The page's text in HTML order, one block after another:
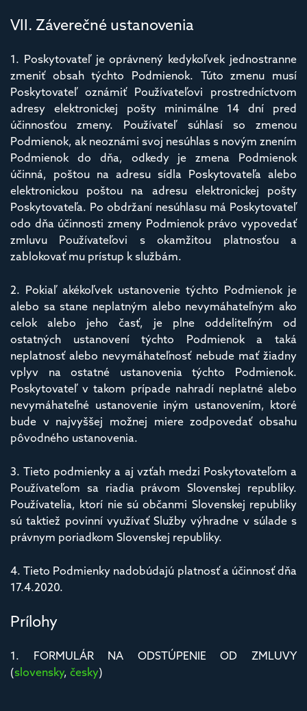
VII. Záverečné ustanovenia
1. Poskytovateľ je oprávnený kedykoľvek jednostranne
zmeniť obsah týchto Podmienok. Túto zmenu musí
Poskytovateľ oznámiť Používateľovi prostredníctvom
adresy elektronickej pošty minimálne 14 dní pred
účinnosťou zmeny. Používateľ súhlasí so zmenou
Podmienok, ak neoznámi svoj nesúhlas s novým znením
Podmienok do dňa, odkedy je zmena Podmienok
účinná, poštou na adresu sídla Poskytovateľa alebo
elektronickou poštou na adresu elektronickej pošty
Poskytovateľa. Po obdržaní nesúhlasu má Poskytovateľ
odo dňa účinnosti zmeny Podmienok právo vypovedať
zmluvu Používateľovi s okamžitou platnosťou a
zablokovať mu prístup k službám.
2. Pokiaľ akékoľvek ustanovenie týchto Podmienok je
alebo sa stane neplatným alebo nevymáhateľným ako
celok alebo jeho časť, je plne oddeliteľným od
ostatných ustanovení týchto Podmienok a taká
neplatnosť alebo nevymáhateľnosť nebude mať žiadny
vplyv na ostatné ustanovenia týchto Podmienok.
Poskytovateľ v takom prípade nahradí neplatné alebo
nevymáhateľné ustanovenie iným ustanovením, ktoré
bude v najvyššej možnej miere zodpovedať obsahu
pôvodného ustanovenia.
3. Tieto podmienky a aj vzťah medzi Poskytovateľom a
Používateľom sa riadia právom Slovenskej republiky.
Používatelia, ktorí nie sú občanmi Slovenskej republiky
sú taktiež povinní využívať Služby výhradne v súlade s
právnym poriadkom Slovenskej republiky.
4. Tieto Podmienky nadobúdajú platnosť a účinnosť dňa
17.4.2020.
Prílohy
1. FORMULÁR NA ODSTÚPENIE OD ZMLUVY
(slovensky, česky)